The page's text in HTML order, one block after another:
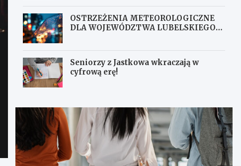
OSTRZEŻENIA METEOROLOGICZNE
DLA WOJEWÓDZTWA LUBELSKIEGO
Seniorzy z Jastkowa wkraczają w
cyfrową erę!